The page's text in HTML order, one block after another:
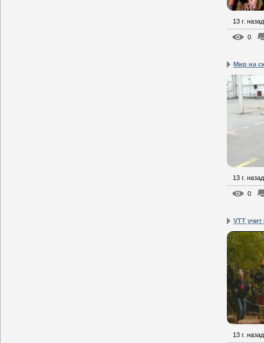
13 г. назад
0
Mир на
13 г. назад
0
VTT
13 г. назад